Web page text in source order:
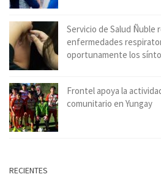
Servicio de Salud Ñuble
enfermedades
oportunamente los
Frontel apoya la
comunitario en Yungay
RECIENTES